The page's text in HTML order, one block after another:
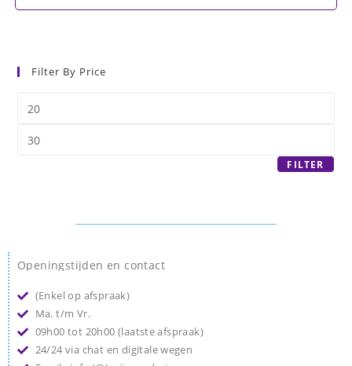
Filter By Price
FILTER
Openingstijden en contact
(Enkel op afspraak)
Ma. t/m Vr.
09h00 tot 20h00 (laatste afspraak)
24/24 via chat en digitale wegen